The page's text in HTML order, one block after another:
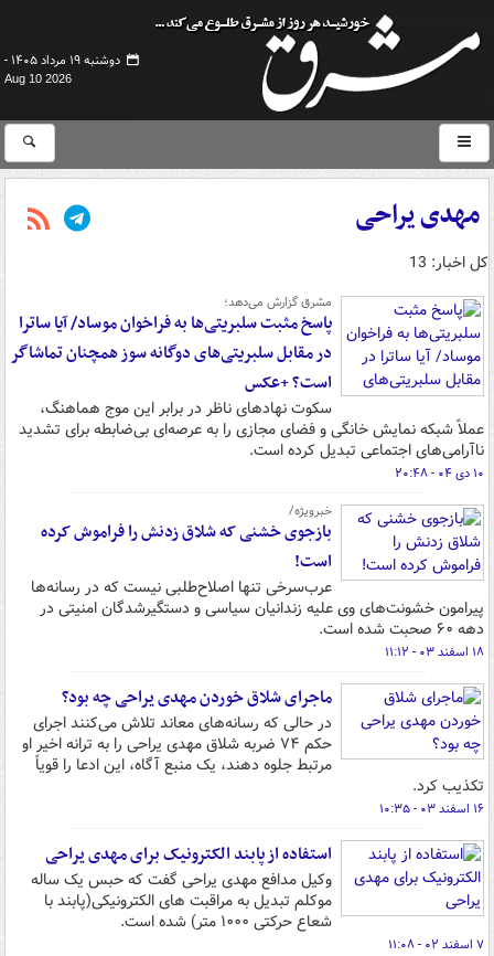
دوشنبه ۱۹ مرداد ۱۴۰۵ -
Aug 10 2026
مهدی یراحی
کل اخبار: 13
مشرق گزارش می‌دهد؛
پاسخ مثبت سلبریتی‌ها به فراخوان موساد/ آیا ساترا
در مقابل سلبریتی‌های دوگانه سوز همچنان تماشاگر
است؟ +عکس
سکوت نهادهای ناظر در برابر این موج هماهنگ،
عملاً شبکه نمایش خانگی و فضای مجازی را به عرصه‌ای بی‌ضابطه برای تشدید
ناآرامی‌های اجتماعی تبدیل کرده است.
۱۰ دی ۰۴ - ۲۰:۴۸
خبرویژه/
بازجوی خشنی که شلاق زدنش را فراموش کرده
است!
عرب‌سرخی تنها اصلاح‌طلبی نیست که در رسانه‌ها
پیرامون خشونت‌های وی علیه زندانیان سیاسی و دستگیرشدگان امنیتی در
دهه ۶۰ صحبت شده است.
۱۸ اسفند ۰۳ - ۱۱:۱۲
ماجرای شلاق خوردن مهدی یراحی چه بود؟
در حالی که رسانه‌های معاند تلاش می‌کنند اجرای
حکم ۷۴ ضربه شلاق مهدی یراحی را به ترانه اخیر او
مرتبط جلوه دهند، یک منبع آگاه، این ادعا را قویاً
تکذیب کرد.
۱۶ اسفند ۰۳ - ۱۰:۳۵
استفاده از پابند الکترونیک برای مهدی یراحی
وکیل مدافع مهدی یراحی گفت که حبس یک ساله
موکلم تبدیل به مراقبت های الکترونیکی(پابند با
شعاع حرکتی ۱۰۰۰ متر) شده است.
۷ اسفند ۰۲ - ۱۱:۰۸